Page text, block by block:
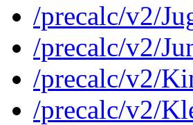
/precalc/v2/
/precalc/v2/
/precalc/v2/
/precalc/v2/